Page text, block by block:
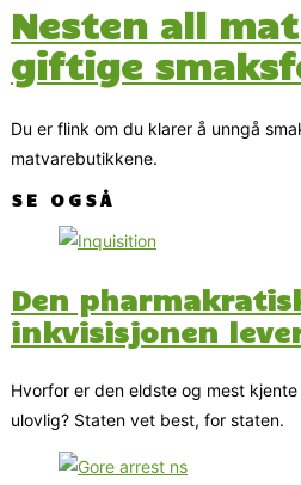
Nesten all
giftige
Du er flink om du klarer å unngå
matvarebutikkene.
SE OGSÅ
Den
inkvisisjonen
Hvorfor er den eldste og mest
ulovlig? Staten vet best, for staten.